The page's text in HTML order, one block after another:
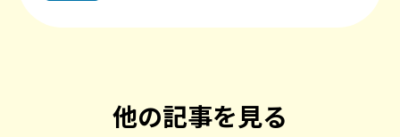
他の記事を見る